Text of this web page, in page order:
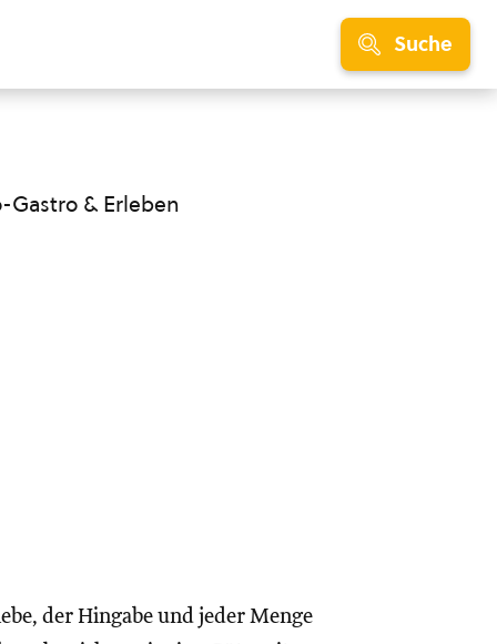
Suche
Gastro & Erleben
der Hingabe und jeder Menge